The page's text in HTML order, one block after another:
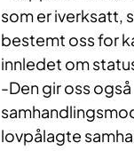
som er iverksatt,
bestemt oss for
innledet om
-Den gir oss
lovpålagte